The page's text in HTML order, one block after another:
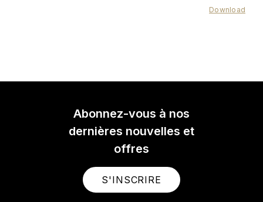
Download
Abonnez-vous à nos
dernières nouvelles et
offres
S'INSCRIRE